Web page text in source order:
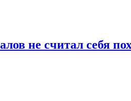
не считал себя